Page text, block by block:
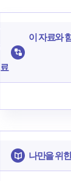
이 자료와
료
나만을 위